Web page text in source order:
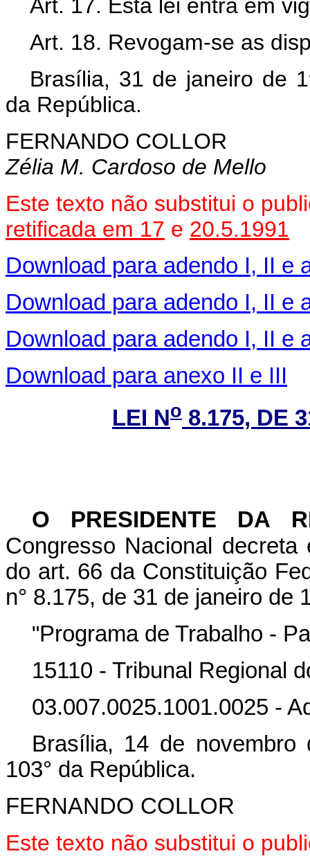
Art. 17. Esta lei entra em
Art. 18. Revogam-se as
Brasília, 31 de janeiro de
da República.
FERNANDO COLLOR
Zélia M. Cardoso de Mello
Este texto não substitui o
retificada em 17 e 20.5.1991
Download para adendo I, II e
Download para adendo I, II e
Download para adendo I, II e
Download para anexo II e III
LEI No 8.175, DE
O PRESIDENTE DA
Congresso Nacional
do art. 66 da Constituição
n° 8.175, de 31 de janeiro de
"Programa de Trabalho -
15110 - Tribunal Regional
03.007.0025.1001.0025 -
Brasília, 14 de novembro
103° da República.
FERNANDO COLLOR
Este texto não substitui o